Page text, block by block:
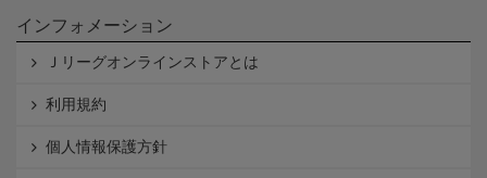
インフォメーション
Ｊリーグオンラインストアとは
利用規約
個人情報保護方針